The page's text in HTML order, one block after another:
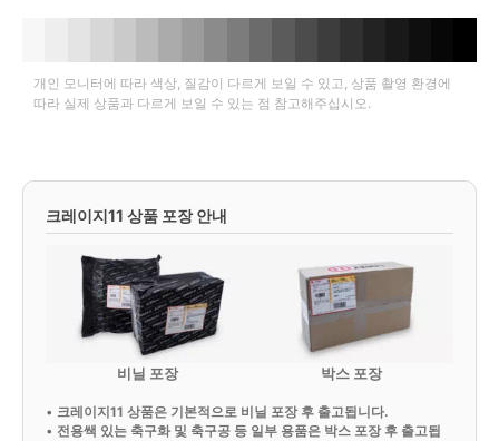
개인 모니터에 따라 색상, 질감이 다르게 보일 수 있고, 상품 촬영 환경에
따라 실제 상품과 다르게 보일 수 있는 점 참고해주십시오.
크레이지11 상품 포장 안내
비닐 포장 박스 포장
• 크레이지11 상품은 기본적으로 비닐 포장 후 출고됩니다.
• 전용쌕 있는 축구화 및 축구공 등 일부 용품은 박스 포장 후 출고됩